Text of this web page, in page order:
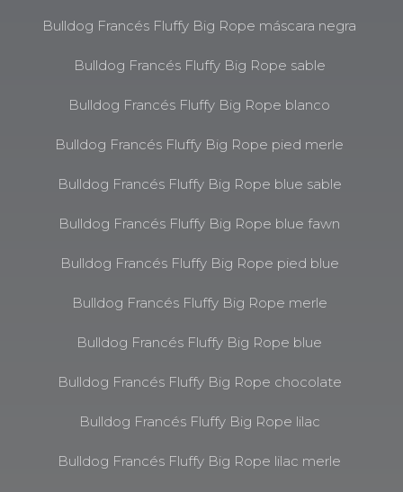
Bulldog Francés Fluffy Big Rope máscara negra
Bulldog Francés Fluffy Big Rope sable
Bulldog Francés Fluffy Big Rope blanco
Bulldog Francés Fluffy Big Rope pied merle
Bulldog Francés Fluffy Big Rope blue sable
Bulldog Francés Fluffy Big Rope blue fawn
Bulldog Francés Fluffy Big Rope pied blue
Bulldog Francés Fluffy Big Rope merle
Bulldog Francés Fluffy Big Rope blue
Bulldog Francés Fluffy Big Rope chocolate
Bulldog Francés Fluffy Big Rope lilac
Bulldog Francés Fluffy Big Rope lilac merle